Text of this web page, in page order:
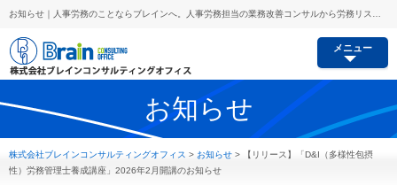
メニュー
お知らせ
株式会社ブレインコンサルティングオフィス > お知らせ >
【リリース】「D&I（多様性包摂
性）労務管理士養成講座」2026年2月開講のお知らせ